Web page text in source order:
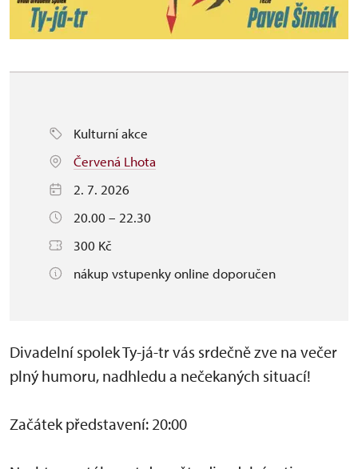
Kulturní akce
Červená Lhota
2. 7. 2026
20.00 – 22.30
300 Kč
nákup vstupenky online doporučen
Divadelní spolek Ty-já-tr vás srdečně zve na večer
plný humoru, nadhledu a nečekaných situací!
Začátek představení: 20:00